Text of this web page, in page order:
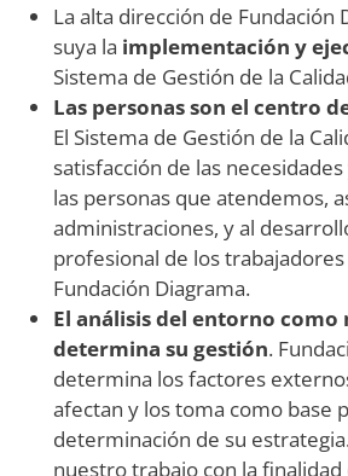
La alta dirección de Fundación
suya la implementación y
Sistema de Gestión de la
Las personas son el centro
El Sistema de Gestión de la
satisfacción de las
las personas que atendemos,
administraciones, y al
profesional de los
Fundación Diagrama.
El análisis del entorno como
determina su gestión.
determina los factores
afectan y los toma como base
determinación de su
nuestro trabajo con la